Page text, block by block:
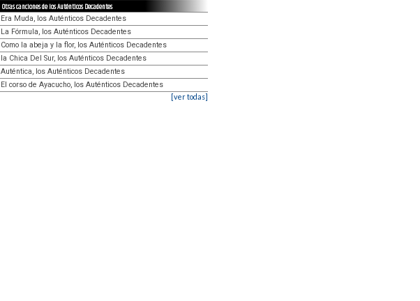
Otras canciones de los Auténticos Decadentes
Era Muda, los Auténticos Decadentes
La Fórmula, los Auténticos Decadentes
Como la abeja y la flor, los Auténticos Decadentes
la Chica Del Sur, los Auténticos Decadentes
Auténtica, los Auténticos Decadentes
El corso de Ayacucho, los Auténticos Decadentes
[ver todas]